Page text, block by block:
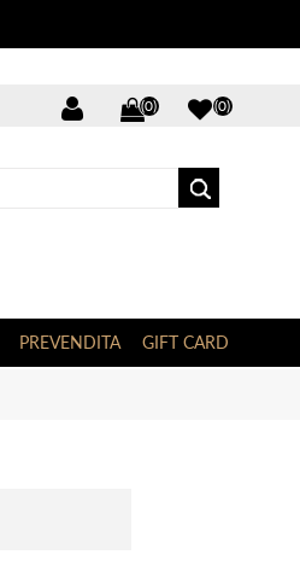
(0) (0)
PREVENDITA GIFT CARD